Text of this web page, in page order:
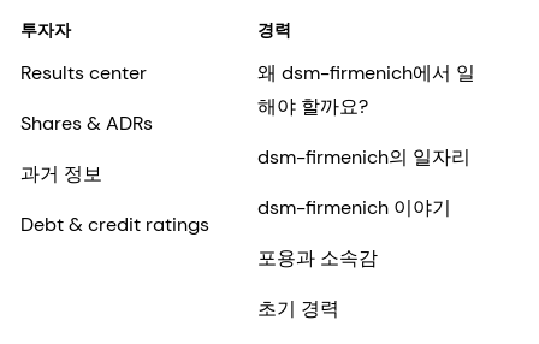
투자자
Results center
Shares & ADRs
과거 정보
Debt & credit ratings
경력
왜 dsm-firmenich에서 일
해야 할까요?
dsm-firmenich의 일자리
dsm-firmenich 이야기
포용과 소속감
초기 경력